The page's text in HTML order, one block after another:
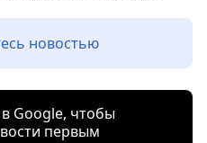
новостью
Google, чтобы
первым